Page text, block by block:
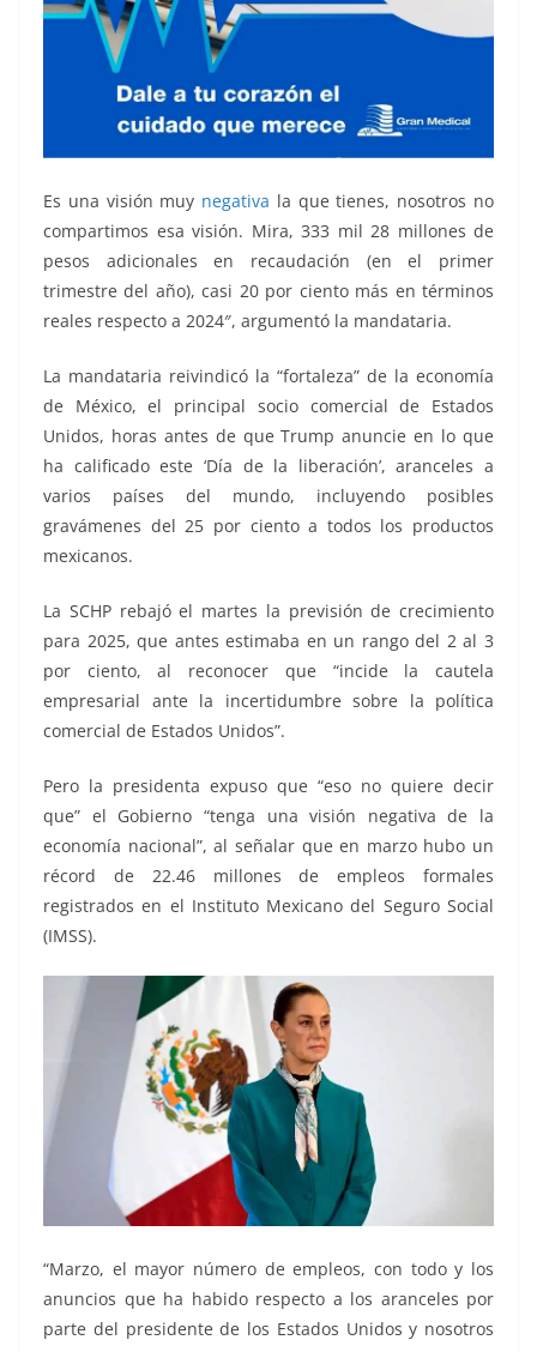
Es una visión muy negativa la que tienes, nosotros no
compartimos esa visión. Mira, 333 mil 28 millones de
pesos adicionales en recaudación (en el primer
trimestre del año), casi 20 por ciento más en términos
reales respecto a 2024″, argumentó la mandataria.
La mandataria reivindicó la “fortaleza” de la economía
de México, el principal socio comercial de Estados
Unidos, horas antes de que Trump anuncie en lo que
ha calificado este ‘Día de la liberación’, aranceles a
varios países del mundo, incluyendo posibles
gravámenes del 25 por ciento a todos los productos
mexicanos.
La SCHP rebajó el martes la previsión de crecimiento
para 2025, que antes estimaba en un rango del 2 al 3
por ciento, al reconocer que “incide la cautela
empresarial ante la incertidumbre sobre la política
comercial de Estados Unidos”.
Pero la presidenta expuso que “eso no quiere decir
que” el Gobierno “tenga una visión negativa de la
economía nacional”, al señalar que en marzo hubo un
récord de 22.46 millones de empleos formales
registrados en el Instituto Mexicano del Seguro Social
(IMSS).
“Marzo, el mayor número de empleos, con todo y los
anuncios que ha habido respecto a los aranceles por
parte del presidente de los Estados Unidos y nosotros